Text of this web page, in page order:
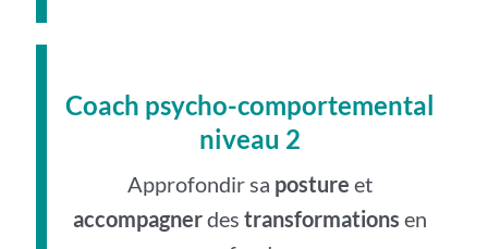
Coach psycho-comportemental
niveau 2
Approfondir sa posture et
accompagnerdes transformations en